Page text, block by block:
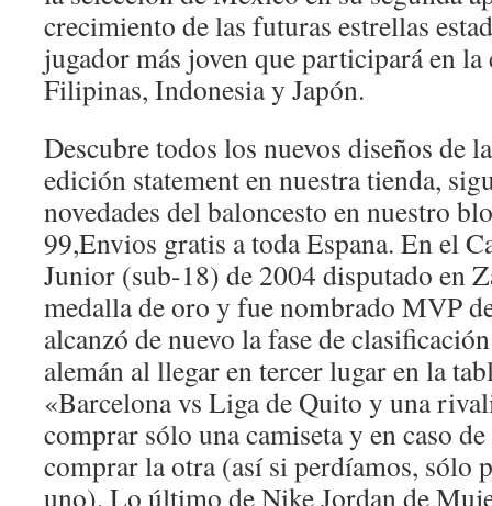
crecimiento de las futuras estrellas
jugador más joven que participará en la
Filipinas, Indonesia y Japón.
Descubre todos los nuevos diseños de
edición statement en nuestra tienda,
novedades del baloncesto en nuestro
99,Envios gratis a toda Espana. En el
Junior (sub-18) de 2004 disputado en
medalla de oro y fue nombrado MVP
alcanzó de nuevo la fase de
alemán al llegar en tercer lugar en la
«Barcelona vs Liga de Quito y una
comprar sólo una camiseta y en caso
comprar la otra (así si perdíamos, sólo
uno). Lo último de Nike Jordan de